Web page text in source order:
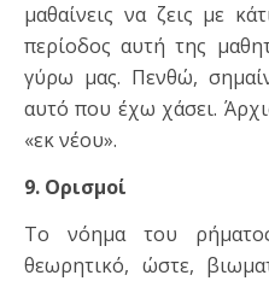
μαθαίνεις να ζεις με
περίοδος αυτή της
γύρω μας. Πενθώ,
αυτό που έχω χάσει.
«εκ νέου».
9. Ορισμοί
Το νόημα του
θεωρητικό, ώστε,